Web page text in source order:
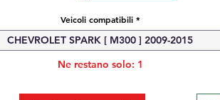
Veicoli compatibili *
CHEVROLET SPARK [ M300 ] 2009-2015
Ne restano solo: 1